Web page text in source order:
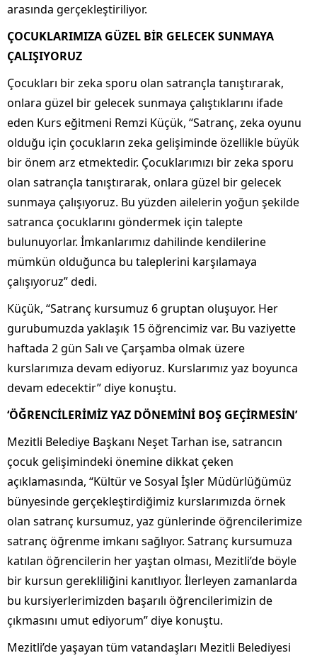
arasında gerçekleştiriliyor.
ÇOCUKLARIMIZA GÜZEL BİR GELECEK SUNMAYA
ÇALIŞIYORUZ
Çocukları bir zeka sporu olan satrançla tanıştırarak,
onlara güzel bir gelecek sunmaya çalıştıklarını ifade
eden Kurs eğitmeni Remzi Küçük, “Satranç, zeka oyunu
olduğu için çocukların zeka gelişiminde özellikle büyük
bir önem arz etmektedir. Çocuklarımızı bir zeka sporu
olan satrançla tanıştırarak, onlara güzel bir gelecek
sunmaya çalışıyoruz. Bu yüzden ailelerin yoğun şekilde
satranca çocuklarını göndermek için talepte
bulunuyorlar. İmkanlarımız dahilinde kendilerine
mümkün olduğunca bu taleplerini karşılamaya
çalışıyoruz” dedi.
Küçük, “Satranç kursumuz 6 gruptan oluşuyor. Her
gurubumuzda yaklaşık 15 öğrencimiz var. Bu vaziyette
haftada 2 gün Salı ve Çarşamba olmak üzere
kurslarımıza devam ediyoruz. Kurslarımız yaz boyunca
devam edecektir” diye konuştu.
‘ÖĞRENCİLERİMİZ YAZ DÖNEMİNİ BOŞ GEÇİRMESİN’
Mezitli Belediye Başkanı Neşet Tarhan ise, satrancın
çocuk gelişimindeki önemine dikkat çeken
açıklamasında, “Kültür ve Sosyal İşler Müdürlüğümüz
bünyesinde gerçekleştirdiğimiz kurslarımızda örnek
olan satranç kursumuz, yaz günlerinde öğrencilerimize
satranç öğrenme imkanı sağlıyor. Satranç kursumuza
katılan öğrencilerin her yaştan olması, Mezitli’de böyle
bir kursun gerekliliğini kanıtlıyor. İlerleyen zamanlarda
bu kursiyerlerimizden başarılı öğrencilerimizin de
çıkmasını umut ediyorum” diye konuştu.
Mezitli’de yaşayan tüm vatandaşları Mezitli Belediyesi